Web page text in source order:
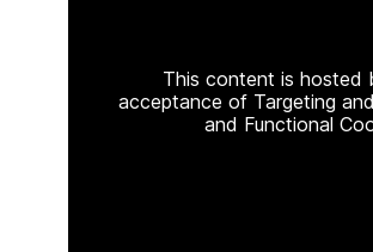
This content is hosted
acceptance of Targeting
and Functional